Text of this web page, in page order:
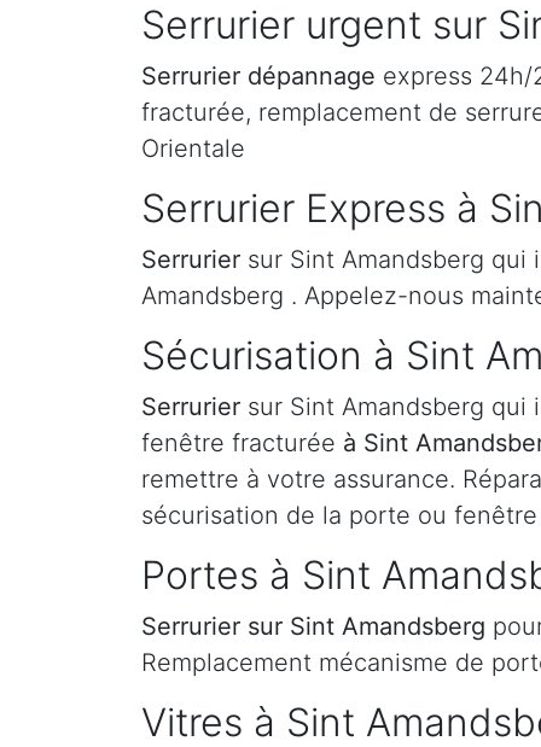
Serrurier urgent sur
Serrurier dépannage express
fracturée, remplacement de
Orientale
Serrurier Express à
Serrurier sur Sint Amandsberg
Amandsberg . Appelez-nous
Sécurisation à Sint
Serrurier sur Sint Amandsberg
fenêtre fracturée à Sint
remettre à votre assurance.
sécurisation de la porte ou
Portes à Sint
Serrurier sur Sint Amandsberg
Remplacement mécanisme de
Vitres à Sint